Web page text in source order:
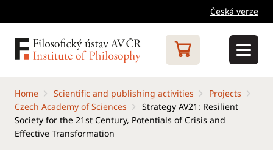
Česká verze
Home Scientific and publishing activities
Projects
Czech Academy of Sciences
Strategy AV21: Resilient
Society for the 21st Century, Potentials of Crisis and
Effective Transformation